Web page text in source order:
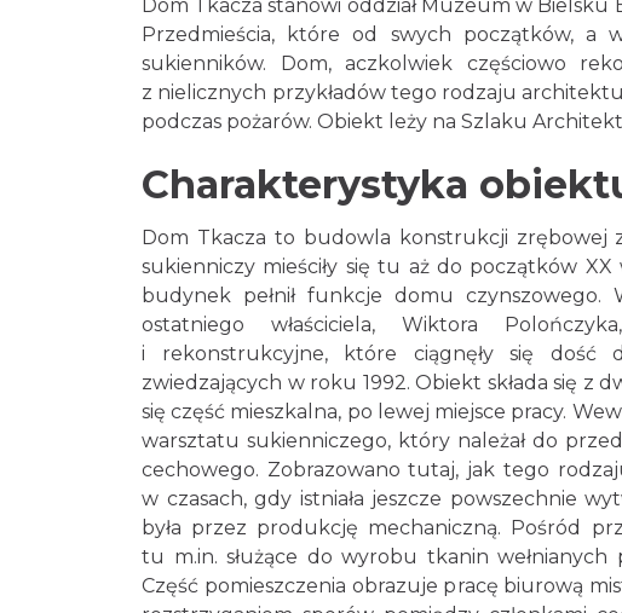
Dom Tkacza stanowi oddział Muzeum w Bielsku
Przedmieścia, które od swych początków, a
sukienników. Dom, aczkolwiek częściowo
z nielicznych przykładów tego rodzaju
podczas pożarów. Obiekt leży na Szlaku
Charakterystyka
Dom Tkacza to budowla konstrukcji zrębowej
sukienniczy mieściły się tu aż do początków
budynek pełnił funkcje domu
ostatniego właściciela, Wiktora
i rekonstrukcyjne, które ciągnęły się dość
zwiedzających w roku 1992. Obiekt składa się z
się część mieszkalna, po lewej miejsce pracy.
warsztatu sukienniczego, który należał do
cechowego. Zobrazowano tutaj, jak tego
w czasach, gdy istniała jeszcze powszechnie
była przez produkcję mechaniczną. Pośród
tu m.in. służące do wyrobu tkanin
Część pomieszczenia obrazuje pracę biurową